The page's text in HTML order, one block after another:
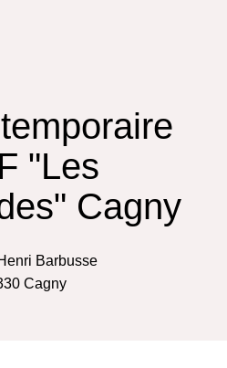
"Les
Cagny
Barbusse
Cagny